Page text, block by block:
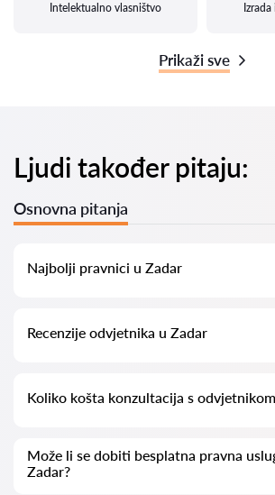
Intelektualno vlasništvo
Prikaži sve
Ljudi također pitaju:
Osnovna pitanja
Najbolji pravnici u Zadar
informacijama. Cijene, recenzije, telefonski
Recenzije odvjetnika u Zadar
odvjetnicima. Ne brišemo negativne recenzije
mogućnost njihovog lažnog povećavanja.
Koliko košta konzultacija s
nadalje (cijene mogu varirati ovisno o složenosti
obliku odgovora).
Može li se dobiti besplatna pravna
Zadar?